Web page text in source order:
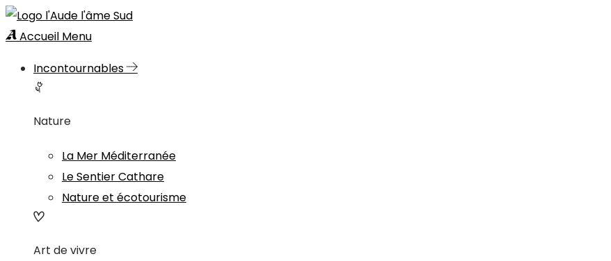
Accueil Menu
Incontournables
Nature
La Mer Méditerranée
Le Sentier Cathare
Nature et écotourisme
Art de vivre